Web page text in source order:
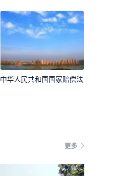
中华人民共和国国家赔偿法
更多